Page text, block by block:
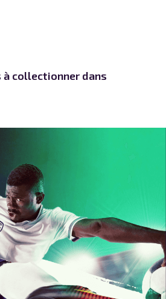
à collectionner dans